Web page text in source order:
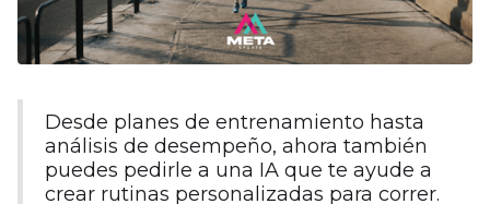
Desde planes de entrenamiento hasta
análisis de desempeño, ahora también
puedes pedirle a una IA que te ayude a
crear rutinas personalizadas para correr.